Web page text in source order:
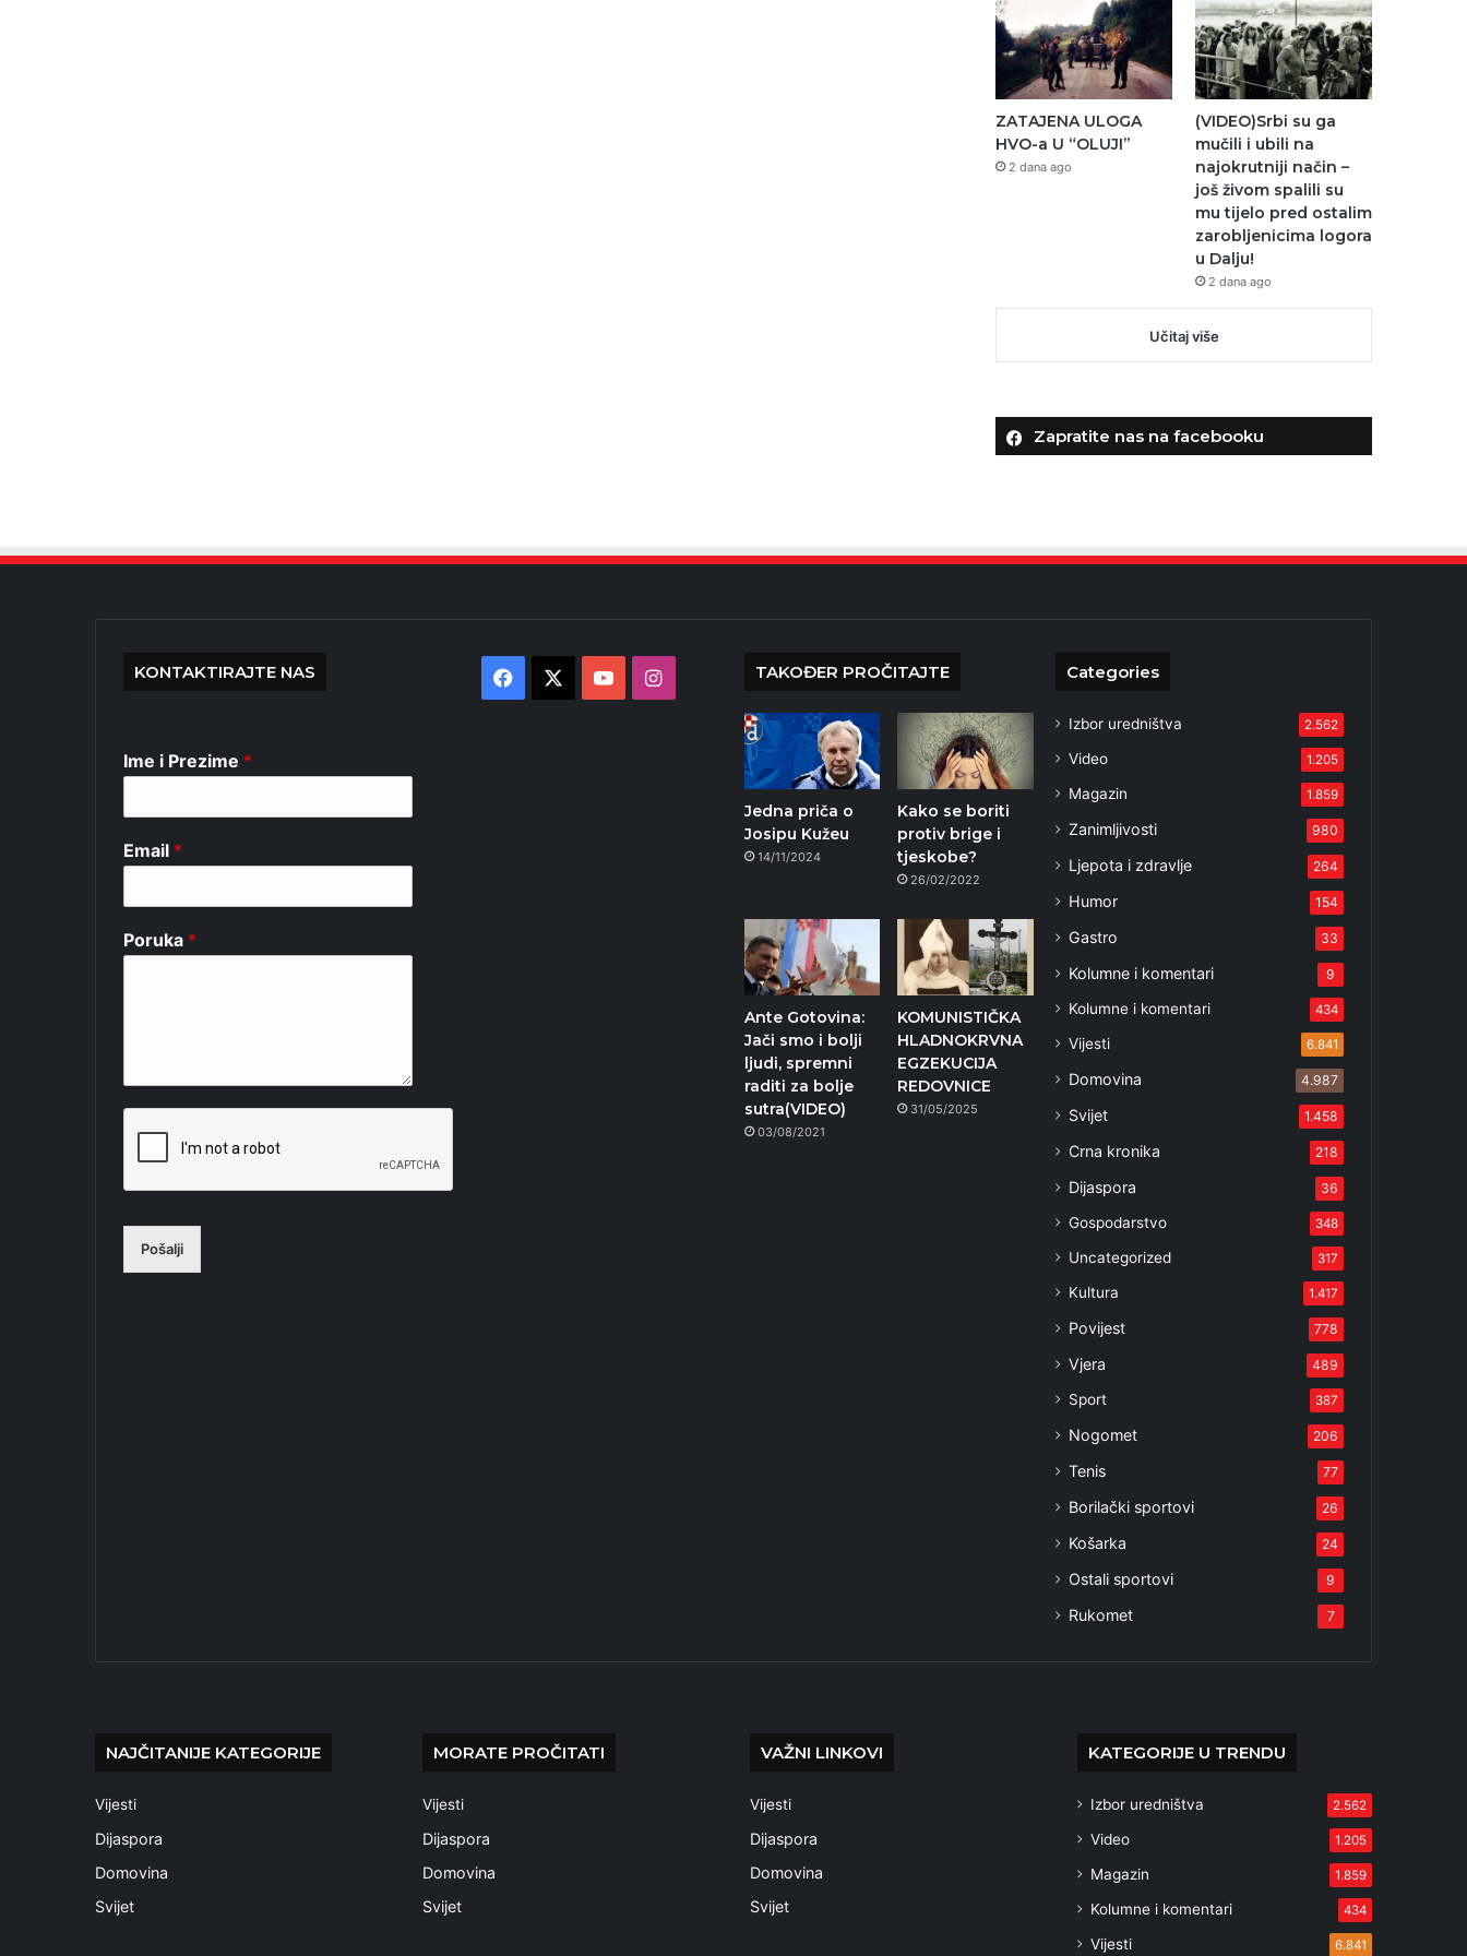
ZATAJENA ULOGA
HVO-a U “OLUJI”
2 dana ago
(VIDEO)Srbi su ga
mučili i ubili na
najokrutniji način –
još živom spalili su
mu tijelo pred ostalim
zarobljenicima logora
u Dalju!
2 dana ago
Učitaj više
Zapratite nas na facebooku
KONTAKTIRAJTE NAS
Ime i Prezime *
Email *
Poruka *
Pošalji
Facebook YouTubeInstagram TAKOĐER PROČITAJTE
Jedna priča o
Josipu Kužeu
14/11/2024
Kako se boriti
protiv brige i
tjeskobe?
26/02/2022
Ante Gotovina:
Jači smo i bolji
ljudi, spremni
raditi za bolje
sutra(VIDEO)
03/08/2021
KOMUNISTIČKA
HLADNOKRVNA
EGZEKUCIJA
REDOVNICE
31/05/2025
Categories
Izbor uredništva 2.562
Video 1.205
Magazin 1.859
Zanimljivosti 980
Ljepota i zdravlje 264
Humor 154
Gastro 33
Kolumne i komentari 9
Kolumne i komentari 434
Vijesti 6.841
Domovina 4.987
Svijet 1.458
Crna kronika 218
Dijaspora 36
Gospodarstvo 348
Uncategorized 317
Kultura 1.417
Povijest 778
Vjera 489
Sport 387
Nogomet 206
Tenis 77
Borilački sportovi 26
Košarka 24
Ostali sportovi 9
Rukomet 7
NAJČITANIJE KATEGORIJE
Vijesti
Dijaspora
Domovina
Svijet
MORATE PROČITATI
Vijesti
Dijaspora
Domovina
Svijet
VAŽNI LINKOVI
Vijesti
Dijaspora
Domovina
Svijet
KATEGORIJE U TRENDU
Izbor uredništva 2.562
Video 1.205
Magazin 1.859
Kolumne i komentari 434
Vijesti 6.841